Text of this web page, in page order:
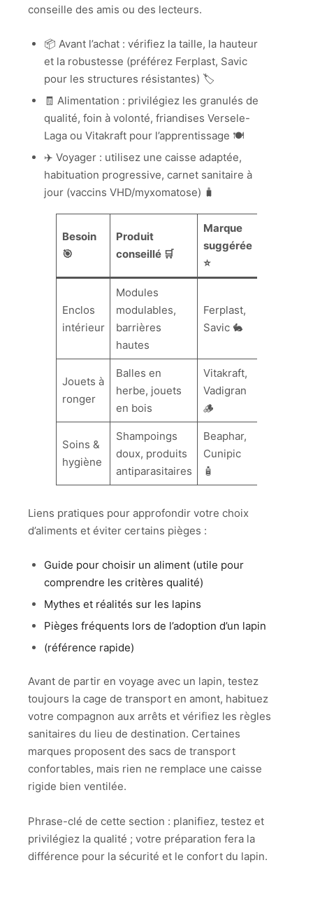
conseille des amis ou des lecteurs.
📦 Avant l’achat : vérifiez la taille, la hauteur
et la robustesse (préférez Ferplast, Savic
pour les structures résistantes) 🏷️
🧾 Alimentation : privilégiez les granulés de
qualité, foin à volonté, friandises Versele-
Laga ou Vitakraft pour l’apprentissage 🍽️
✈️ Voyager : utilisez une caisse adaptée,
habituation progressive, carnet sanitaire à
jour (vaccins VHD/myxomatose) 🧳
Besoin
🎯
Produit
conseillé 🛒
Marque
suggérée
⭐
Enclos
intérieur
Modules
modulables,
barrières
hautes
Ferplast,
Savic 🐇
Jouets à
ronger
Balles en
herbe, jouets
en bois
Vitakraft,
Vadigran
🪵
Soins &
hygiène
Shampoings
doux, produits
antiparasitaires
Beaphar,
Cunipic
🧴
Liens pratiques pour approfondir votre choix
d’aliments et éviter certains pièges :
Guide pour choisir un aliment (utile pour
comprendre les critères qualité)
Mythes et réalités sur les lapins
Pièges fréquents lors de l’adoption d’un lapin
(référence rapide)
Avant de partir en voyage avec un lapin, testez
toujours la cage de transport en amont, habituez
votre compagnon aux arrêts et vérifiez les règles
sanitaires du lieu de destination. Certaines
marques proposent des sacs de transport
confortables, mais rien ne remplace une caisse
rigide bien ventilée.
Phrase-clé de cette section : planifiez, testez et
privilégiez la qualité ; votre préparation fera la
différence pour la sécurité et le confort du lapin.